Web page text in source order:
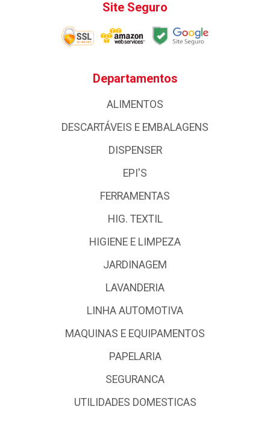
Site Seguro
Departamentos
ALIMENTOS
DESCARTÁVEIS E EMBALAGENS
DISPENSER
EPI'S
FERRAMENTAS
HIG. TEXTIL
HIGIENE E LIMPEZA
JARDINAGEM
LAVANDERIA
LINHA AUTOMOTIVA
MAQUINAS E EQUIPAMENTOS
PAPELARIA
SEGURANCA
UTILIDADES DOMESTICAS